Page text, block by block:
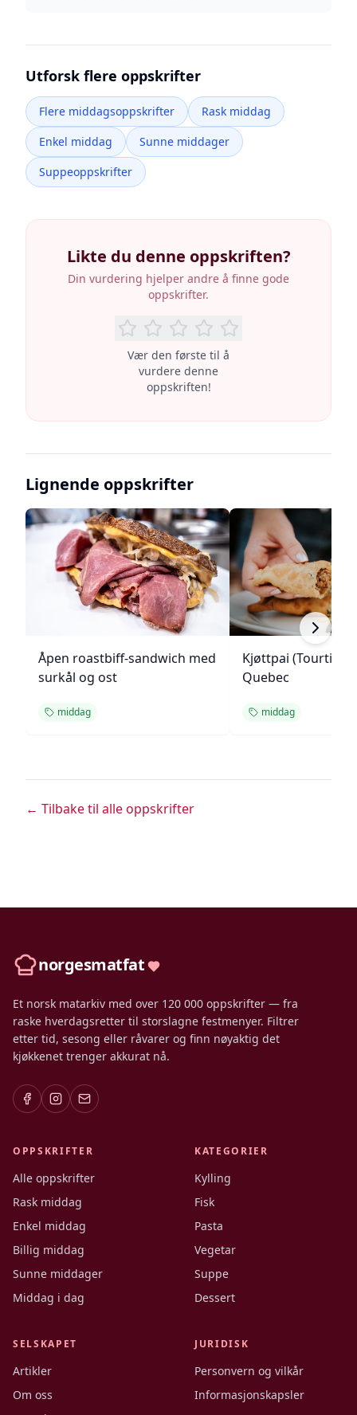
Utforsk flere oppskrifter
Flere middagsoppskrifter
Rask middag
Enkel middag
Sunne middager
Suppeoppskrifter
Likte du denne oppskriften?
Din vurdering hjelper andre å finne gode
oppskrifter.
Vær den første til å
vurdere denne
oppskriften!
Lignende oppskrifter
Åpen roastbiff-sandwich med
surkål og ost
middag
Kjøttpai
Quebec
middag
← Tilbake til alle oppskrifter
norgesmatfat
Et norsk matarkiv med over 120 000 oppskrifter — fra
raske hverdagsretter til storslagne festmenyer. Filtrer
etter tid, sesong eller råvarer og finn nøyaktig det
kjøkkenet trenger akkurat nå.
OPPSKRIFTER
Alle oppskrifter
Rask middag
Enkel middag
Billig middag
Sunne middager
Middag i dag
KATEGORIER
Kylling
Fisk
Pasta
Vegetar
Suppe
Dessert
SELSKAPET
Artikler
Om oss
JURIDISK
Personvern og vilkår
Informasjonskapsler